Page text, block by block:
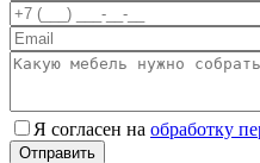
Я согласен на обработку